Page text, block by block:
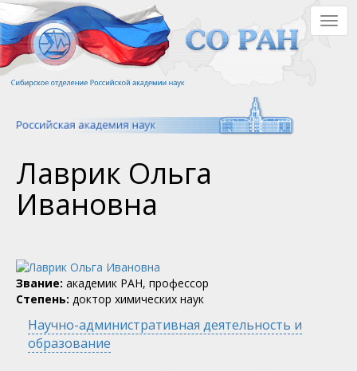
Перейти
к
основному
содержанию
Лаврик Ольга
Ивановна
Звание: академик РАН, профессор
Степень: доктор химических наук
Научно-административная деятельность и
образование